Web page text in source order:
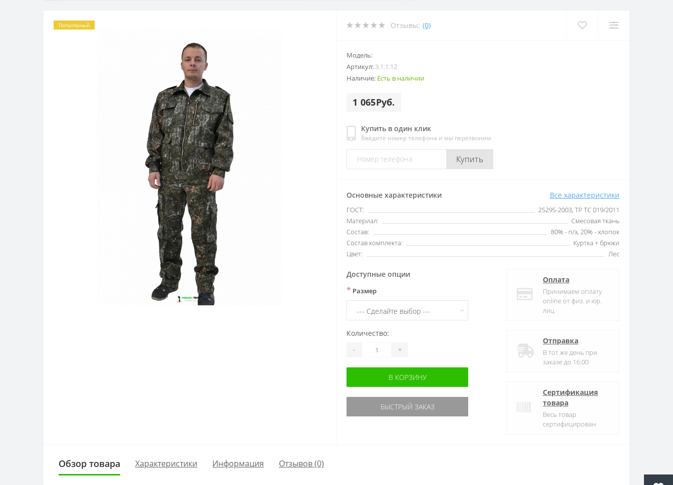
Популярный Отзывы: (0)
Модель:
Артикул: 3.1.1.12
Наличие: Есть в наличии
1 065Руб.
Купить в один клик
Введите номер телефона и мы перезвоним
Купить
Основные характеристики Все характеристики
ГОСТ:
25295-2003, ТР ТС 019/2011
Материал:
Смесовая ткань
Состав:
80% - п/э, 20% - хлопок
Состав комплекта:
Куртка + брюки
Цвет:
Лес
Доступные опции
* Размер
Количество:
- +
В КОРЗИНУ
БЫСТРЫЙ ЗАКАЗ
Оплата
Принимаем оплату
online от физ. и юр.
лиц
Отправка
В тот же день при
заказе до 16:00
Сертификация
товара
Весь товар
сертифицирован
Обзор товара Характеристики Информация Отзывов (0)